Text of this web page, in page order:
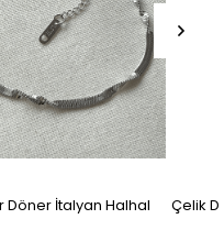
Çelik Döner İtalyan Halhal